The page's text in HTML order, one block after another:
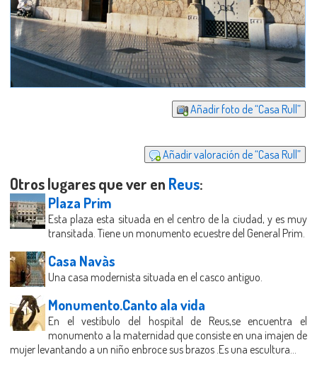
Añadir foto de “Casa Rull”
Añadir valoración de “Casa Rull”
Otros lugares que ver en Reus:
Plaza Prim
Esta plaza esta situada en el centro de la ciudad, y es muy
transitada. Tiene un monumento ecuestre del General Prim.
Casa Navàs
Una casa modernista situada en el casco antiguo.
Monumento.Canto ala vida
En el vestibulo del hospital de Reus,se encuentra el
monumento a la maternidad que consiste en una imajen de
mujer levantando a un niño enbroce sus brazos .Es una escultura...